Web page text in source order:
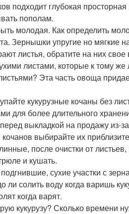
подходит глубокая
пополам.
молодая. Как определить
Зернышки упругие но мягкие
листья, обратите на них
листами, которые к тому же
Эта часть овоща
кукурузные кочаны без
для более длительного
выкладкой на продажу из-
выбирайте их
после очистки от
и кушать.
сухие участки с
ли солить воду когда варишь
когда варят.
кукурузу? Сколько времени